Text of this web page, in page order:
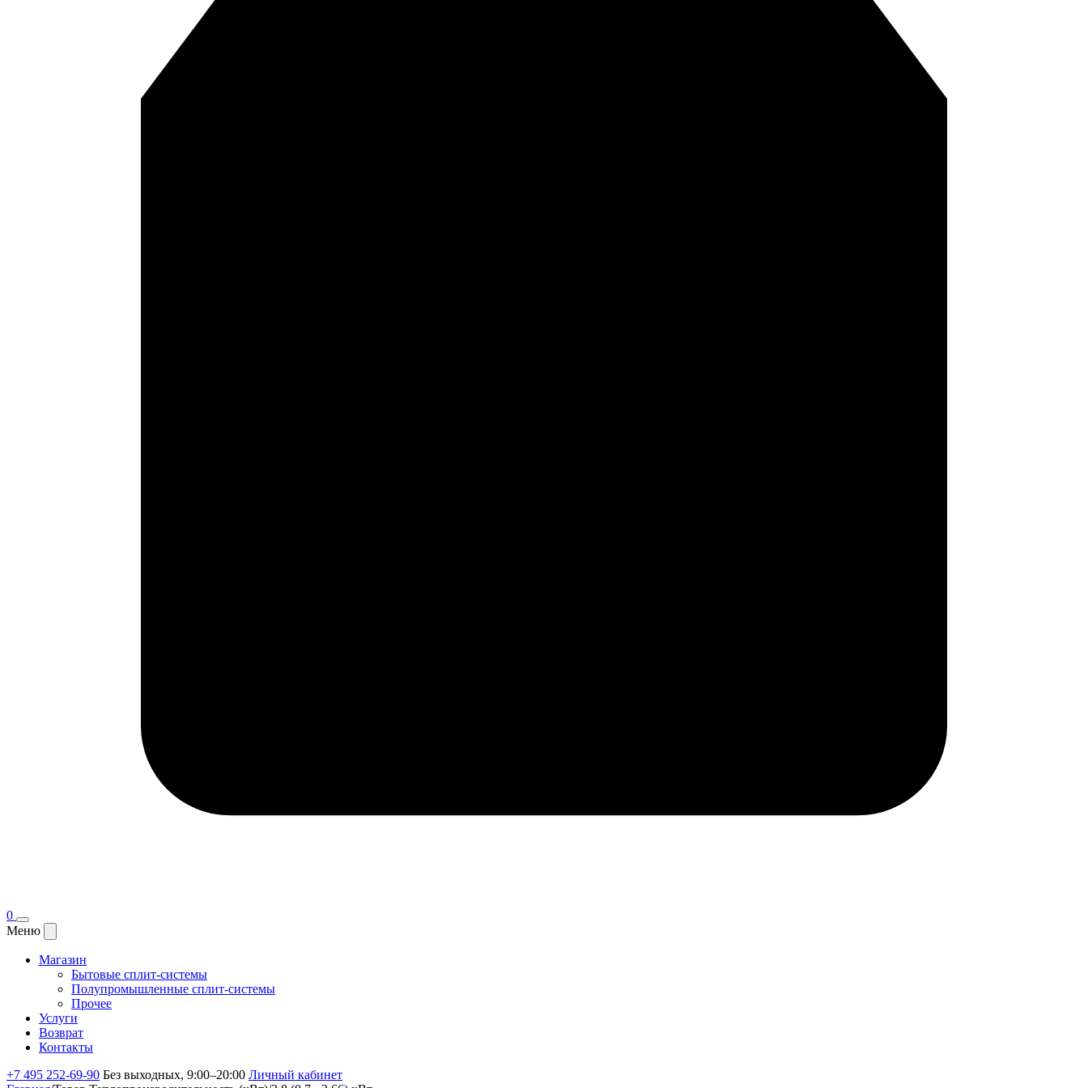
0
Меню
Магазин
Бытовые сплит-системы
Полупромышленные сплит-системы
Прочее
Услуги
Возврат
Контакты
+7 495 252-69-90 Без выходных, 9:00–20:00 Личный кабинет